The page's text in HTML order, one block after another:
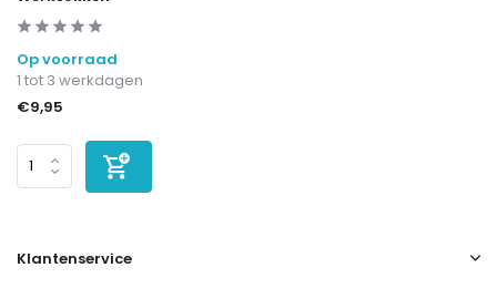
Op voorraad
1 tot 3 werkdagen
€9,95
Klantenservice